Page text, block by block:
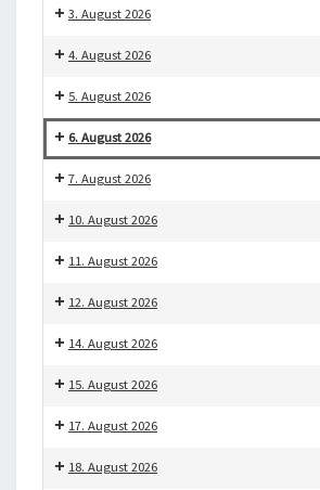
3. August 2026
Literaturkreis
Skat4. August 2026
Gesell-
schaftsspiele
5. August 2026
Klön-
Treff
6. August 2026
Handarbeiten
Doppelkopf
7. August 2026
Boule
Ü-60-10. August 2026
Spaß-11. August 2026
Gesell-
Basisgruppen-
12. August 2026
Philos.
14. August 2026
Boule15. August 2026
Wandern
17. August 2026
Skat18. August 2026